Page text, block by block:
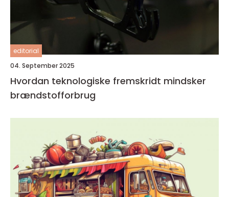
editorial
04. September 2025
Hvordan teknologiske fremskridt mindsker
brændstofforbrug